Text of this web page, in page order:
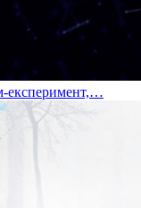
експеримент,…